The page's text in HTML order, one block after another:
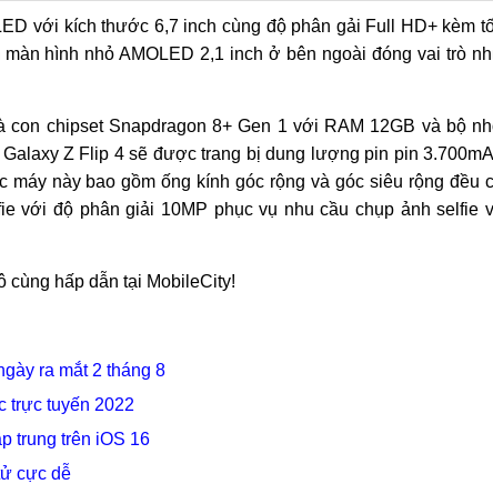
với kích thước 6,7 inch cùng độ phân gải Full HD+ kèm
hình nhỏ AMOLED 2,1 inch ở bên ngoài đóng vai trò
chipset Snapdragon 8+ Gen 1 với RAM 12GB và bộ
Z Flip 4 sẽ được trang bị dung lượng pin pin
máy này bao gồm ống kính góc rộng và góc siêu rộng đều
với độ phân giải 10MP phục vụ nhu cầu chụp ảnh selfie
cùng hấp dẫn tại MobileCity!
ra mắt 2 tháng 8
trực tuyến 2022
trung trên iOS 16
cực dễ